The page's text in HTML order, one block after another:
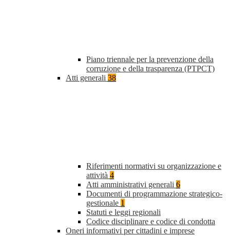
Piano triennale per la prevenzione della
corruzione e della trasparenza (PTPCT)
Atti generali 38
Riferimenti normativi su organizzazione e
attività 4
Atti amministrativi generali 6
Documenti di programmazione strategico-
gestionale 1
Statuti e leggi regionali
Codice disciplinare e codice di condotta
Oneri informativi per cittadini e imprese